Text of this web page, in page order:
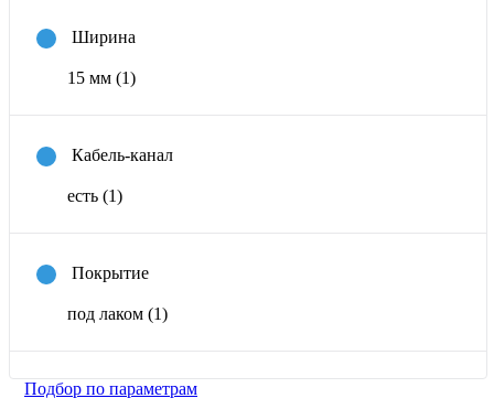
Ширина
15 мм (1)
Кабель-канал
есть (1)
Покрытие
под лаком (1)
Подбор по параметрам